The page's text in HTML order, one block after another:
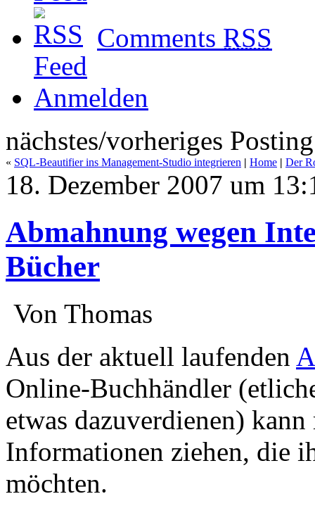
Comments RSS
Anmelden
nächstes/vorheriges Posting
« SQL-Beautifier ins Management-Studio integrieren | Home | Der
18. Dezember 2007 um
Abmahnung wegen
Bücher
Von Thomas
Aus der aktuell laufenden
Online-Buchhändler
etwas dazuverdienen)
Informationen ziehen, die
möchten.